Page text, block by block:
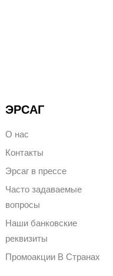
ЭРСАГ
О нас
Контакты
Эрсаг в прессе
Часто задаваемые
вопросы
Наши банковские
реквизиты
Промоакции В Странах